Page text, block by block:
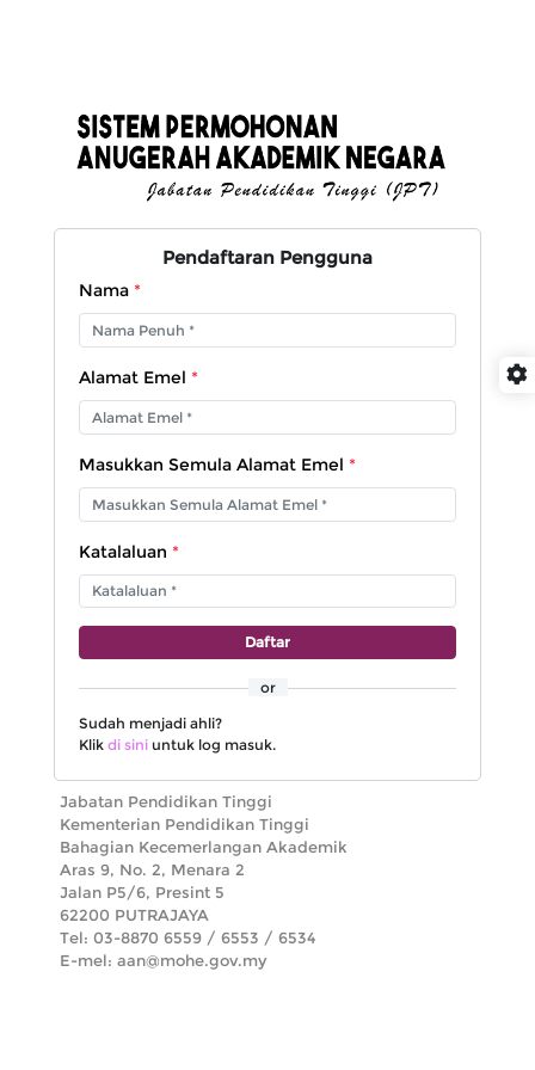
Pendaftaran Pengguna
Nama *
Alamat Emel *
Masukkan Semula Alamat Emel *
Katalaluan *
Daftar
or
Sudah menjadi ahli?
Klik di sini untuk log masuk.
Jabatan Pendidikan Tinggi
Kementerian Pendidikan Tinggi
Bahagian Kecemerlangan Akademik
Aras 9, No. 2, Menara 2
Jalan P5/6, Presint 5
62200 PUTRAJAYA
Tel: 03-8870 6559 / 6553 / 6534
E-mel: aan@mohe.gov.my